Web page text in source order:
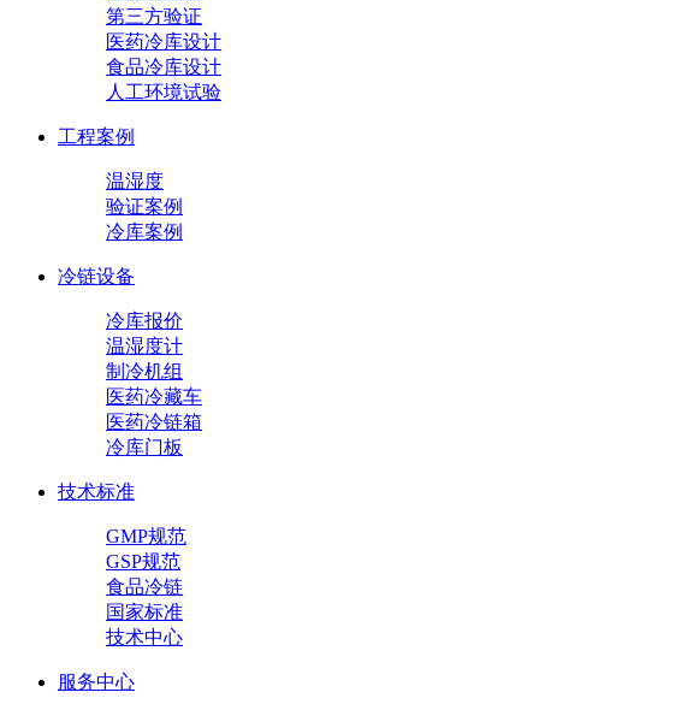
第三方验证
医药冷库设计
食品冷库设计
人工环境试验
工程案例
温湿度
验证案例
冷库案例
冷链设备
冷库报价
温湿度计
制冷机组
医药冷藏车
医药冷链箱
冷库门板
技术标准
GMP规范
GSP规范
食品冷链
国家标准
技术中心
服务中心